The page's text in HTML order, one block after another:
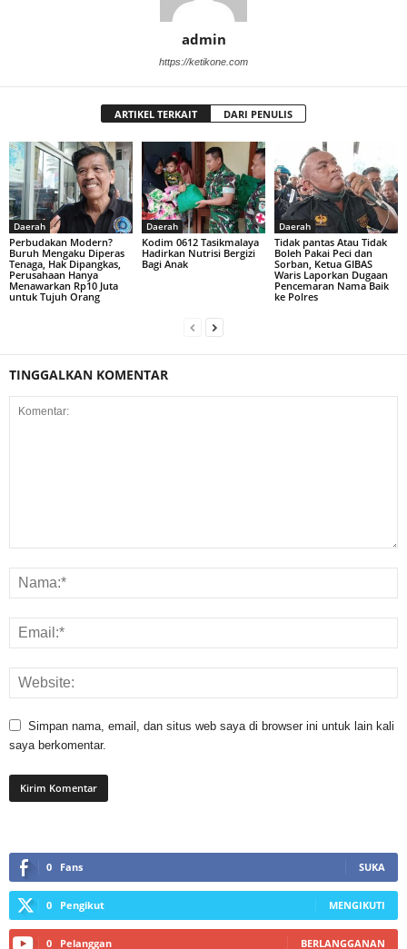
admin
https://ketikone.com
ARTIKEL TERKAIT DARI PENULIS
Daerah
Perbudakan Modern?
Buruh Mengaku Diperas
Tenaga, Hak Dipangkas,
Perusahaan Hanya
Menawarkan Rp10 Juta
untuk Tujuh Orang
Daerah
Kodim 0612 Tasikmalaya
Hadirkan Nutrisi Bergizi
Bagi Anak
Daerah
Tidak pantas Atau Tidak
Boleh Pakai Peci dan
Sorban, Ketua GIBAS
Waris Laporkan Dugaan
Pencemaran Nama Baik
ke Polres
TINGGALKAN KOMENTAR
Simpan nama, email, dan situs web saya di browser ini untuk lain kali
saya berkomentar.
0 Fans SUKA
0 Pengikut MENGIKUTI
0 Pelanggan BERLANGGANAN